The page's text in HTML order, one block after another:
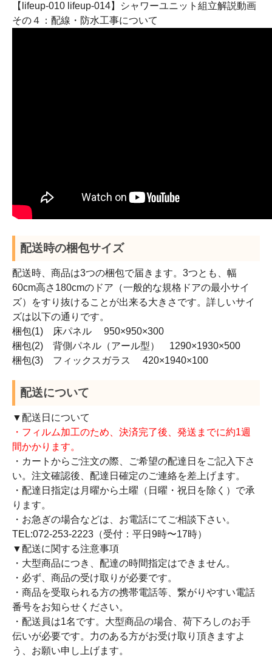
【lifeup-010 lifeup-014】シャワーユニット組立解説動画
その４：配線・防水工事について
配送時の梱包サイズ
配送時、商品は3つの梱包で届きます。3つとも、幅
60cm高さ180cmのドア（一般的な規格ドアの最小サイ
ズ）をすり抜けることが出来る大きさです。詳しいサイ
ズは以下の通りです。
梱包(1) 床パネル 950×950×300
梱包(2) 背側パネル（アール型） 1290×1930×500
梱包(3) フィックスガラス 420×1940×100
配送について
▼配送日について
・フィルム加工のため、決済完了後、発送までに約1週
間かかります。
・カートからご注文の際、ご希望の配達日をご記入下さ
い。注文確認後、配達日確定のご連絡を差上げます。
・配達日指定は月曜から土曜（日曜・祝日を除く）で承
ります。
・お急ぎの場合などは、お電話にてご相談下さい。
TEL:072-253-2223（受付：平日9時〜17時）
▼配送に関する注意事項
・大型商品につき、配達の時間指定はできません。
・必ず、商品の受け取りが必要です。
・商品を受取られる方の携帯電話等、繋がりやすい電話
番号をお知らせください。
・配送員は1名です。大型商品の場合、荷下ろしのお手
伝いが必要です。力のある方がお受け取り頂きますよ
う、お願い申し上げます。